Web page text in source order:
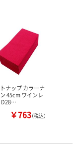
ナップ カラーナ
45cm ワインレ
D28…
￥763（税込）